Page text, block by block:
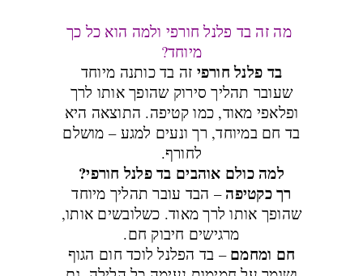
מה זה בד פלנל חורפי ולמה הוא כל כך
מיוחד?
בד פלנל חורפי זה בד כותנה מיוחד
שעובר תהליך סירוק שהופך אותו לרך
ופלאפי מאוד, כמו קטיפה. התוצאה היא
בד חם במיוחד, רך ונעים למגע – מושלם
לחורף.
למה כולם אוהבים בד פלנל חורפי?
רך כקטיפה – הבד עובר תהליך מיוחד
שהופך אותו לרך מאוד. כשלובשים אותו,
מרגישים חיבוק חם.
חם ומחמם – בד הפלנל לוכד חום הגוף